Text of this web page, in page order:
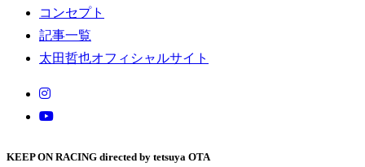
コンセプト
記事一覧
太田哲也オフィシャルサイト
KEEP ON RACING directed by tetsuya OTA